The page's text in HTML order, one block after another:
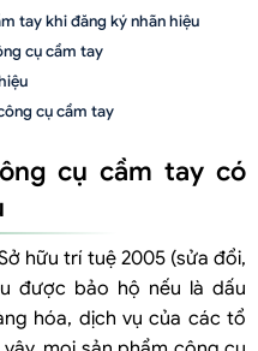
tay khi đăng ký nhãn hiệu
cụ cầm tay
cụ cầm tay
cụ cầm tay có
hữu trí tuệ 2005 (sửa đổi,
được bảo hộ nếu là dấu
hóa, dịch vụ của các tổ